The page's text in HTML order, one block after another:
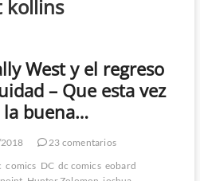
kollins
West y el regreso
– Que esta vez
la buena…
23 comentarios
comics DC dc comics eobard